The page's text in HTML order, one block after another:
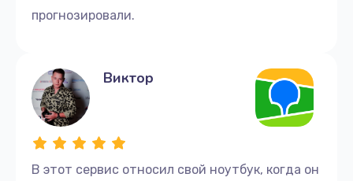
прогнозировали.
В этот сервис относил свой ноутбук, когда он
Виктор